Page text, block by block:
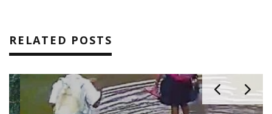
RELATED POSTS